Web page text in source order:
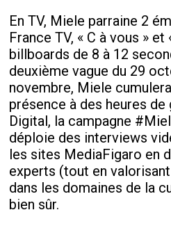
En TV, Miele parraine 2
France TV, « C à vous » et
billboards de 8 à 12
deuxième vague du 29
novembre, Miele
présence à des heures de
Digital, la campagne
déploie des interviews
les sites MediaFigaro en
experts (tout en
dans les domaines de la
bien sûr.